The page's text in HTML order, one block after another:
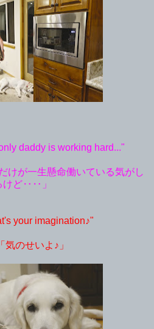
daddy is working hard..."
けが一生懸命働いている気がし
けど‥‥」
your imagination♪"
気のせいよ♪」